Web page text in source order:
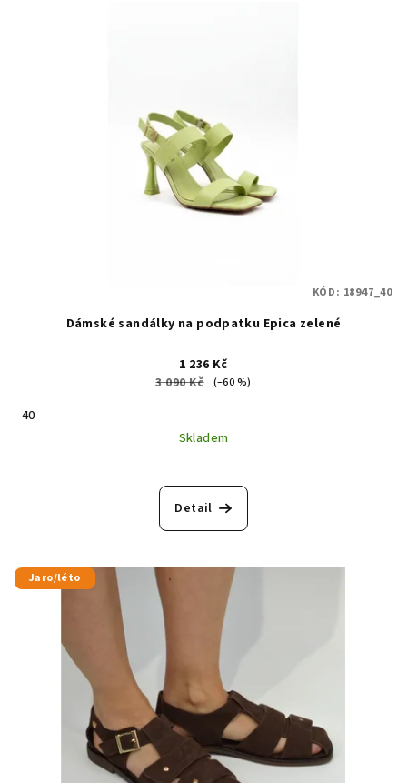
Dámské sandálky na podpatku Epica zelené
1 236 Kč
3 090 Kč
(–60 %)
40
Skladem
Detail
KÓD: 18947_40
Jaro/léto